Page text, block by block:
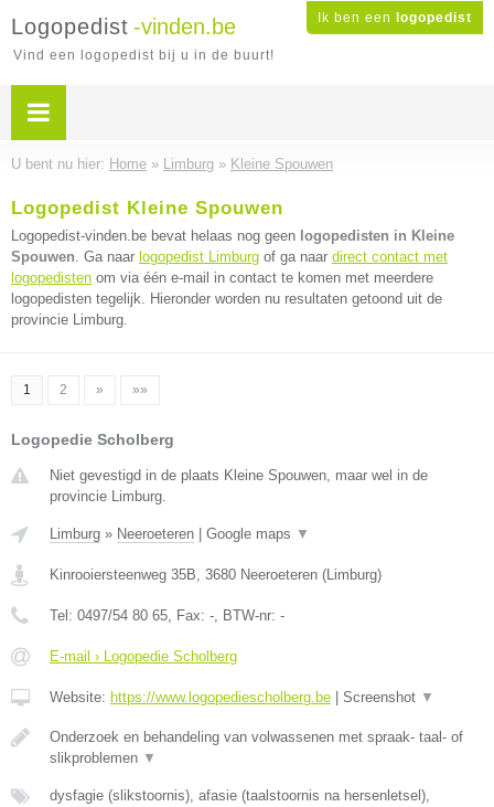
Ik ben een logopedist
Logopedist -vinden.be
Vind een logopedist bij u in de buurt!
U bent nu hier: Home » Limburg » Kleine Spouwen
Logopedist Kleine Spouwen
Logopedist-vinden.be bevat helaas nog geen logopedisten in Kleine
Spouwen. Ga naar logopedist Limburg of ga naar direct contact met
logopedisten om via één e-mail in contact te komen met meerdere
logopedisten tegelijk. Hieronder worden nu resultaten getoond uit de
provincie Limburg.
1 2 » »»
Logopedie Scholberg
Niet gevestigd in de plaats Kleine Spouwen, maar wel in de
provincie Limburg.
Limburg » Neeroeteren Google maps ▼
Kinrooiersteenweg 35B, 3680 Neeroeteren (Limburg)
Tel: 0497/54 80 65, Fax: -, BTW-nr: -
E-mail › Logopedie Scholberg
Website: https://www.logopediescholberg.be Screenshot ▼
Onderzoek en behandeling van volwassenen met spraak- taal- of
slikproblemen ▼
dysfagie (slikstoornis), afasie (taalstoornis na hersenletsel),